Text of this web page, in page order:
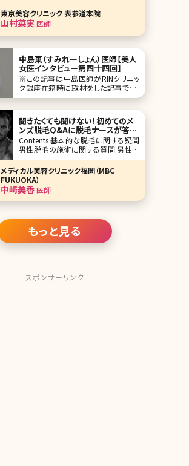
パートナーからの指摘など、きっかけは
さまざまですが、ひそかに悩んでいる人
が多いトラブルです。ここでは膣の広が
りが起こる原因や婦人科形成クリニッ
いて詳しく説明してい
東京美容クリニック 表参道本院
山村菜実医師
中島菓（すみれーしょん）医師【美人
女医インタビュー第四十四回】
※この記事は中島医師がRINクリニッ
ク銀座在籍時に取材をした記事です。
人気企画「美人女医インタビュー」第四
ス医師としRINクリニック銀座など複数
クリニックに勤務しながら、YouTubeで
は唯一無二のキャラクターを生かし美
容
聞きたくても聞けない! 初めてのメ
ンズ脱毛Q&Aに脱毛ナースが答え
ます
Contents 基本的な脱毛に関する疑問
男性脱毛の施術に関する質問 男性脱
毛その他の質問 おわりに ここ最近で
は数年前と比較すると、男女ともに医
療脱毛をしている方が増えており、施
術を受ける年齢層も低下してきていま
す。 女性の脱毛が飽和してきている一
方で、男性はまだ
メディカル美容クリニック福岡（MBC
FUKUOKA）
中﨑美香医師
もっと見る
スポンサーリンク